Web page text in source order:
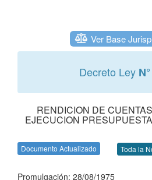
Ver Base
Decreto Ley
RENDICION DE
EJECUCION
Documento Actualizado Toda la
Promulgación: 28/08/1975